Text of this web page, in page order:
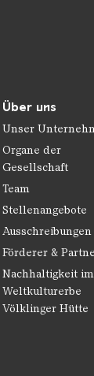
Über uns
Unser
Organe der
Gesellschaft
Team
Stellenangebote
Ausschreibungen
Förderer &
Nachhaltigkeit im
Weltkulturerbe
Völklinger Hütte